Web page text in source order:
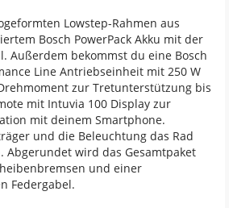
Lowstep-Rahmen aus
Bosch PowerPack Akku mit der
Außerdem bekommst du eine Bosch
Line Antriebseinheit mit 250 W
zur Tretunterstützung bis
mit Intuvia 100 Display zur
mit deinem Smartphone.
und die Beleuchtung das Rad
Abgerundet wird das Gesamtpaket
und einer
Federgabel.